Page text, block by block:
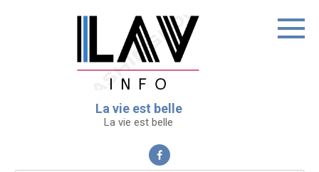
La vie est belle
La vie est belle